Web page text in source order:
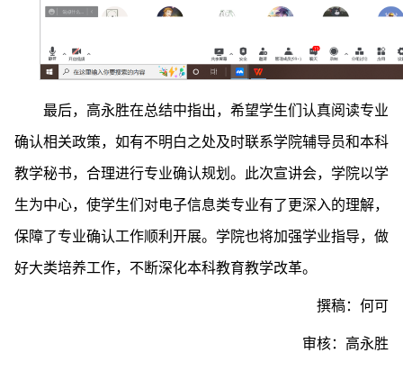
最后，高永胜在总结中指出，希望学生们认真阅读专业
确认相关政策，如有不明白之处及时联系学院辅导员和本科
教学秘书，合理进行专业确认规划。此次宣讲会，学院以学
生为中心，使学生们对电子信息类专业有了更深入的理解，
保障了专业确认工作顺利开展。学院也将加强学业指导，做
好大类培养工作，不断深化本科教育教学改革。
撰稿：何可
审核：高永胜